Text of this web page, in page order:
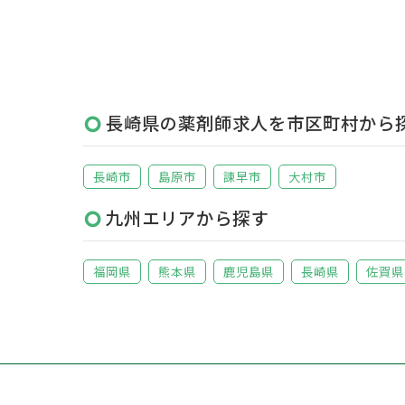
長崎県の薬剤師求人を市区町村から
長崎市 島原市 諫早市 大村市
九州エリアから探す
福岡県 熊本県 鹿児島県 長崎県 佐賀県